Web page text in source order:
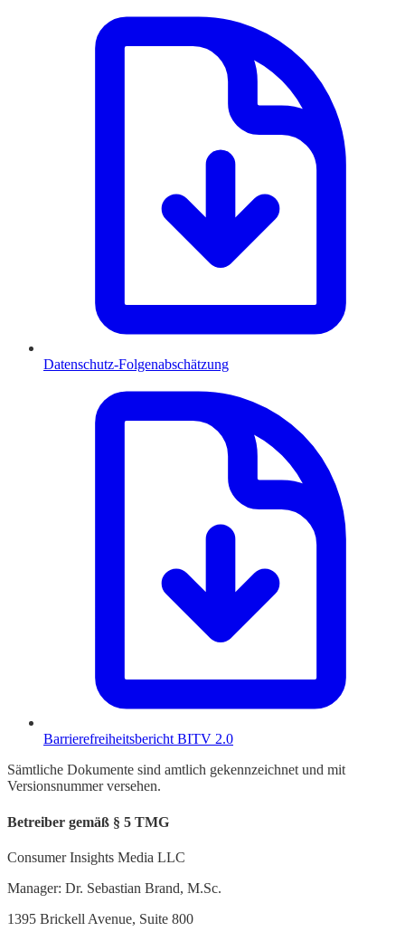
Datenschutz-Folgenabschätzung
Barrierefreiheitsbericht BITV 2.0
Sämtliche Dokumente sind amtlich gekennzeichnet und mit
Versionsnummer versehen.
Betreiber gemäß § 5 TMG
Consumer Insights Media LLC
Manager: Dr. Sebastian Brand, M.Sc.
1395 Brickell Avenue, Suite 800